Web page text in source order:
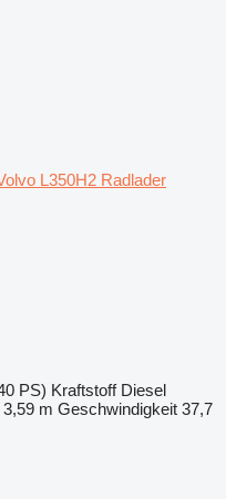
L350H2 Radlader
PS) Kraftstoff Diesel
3,59 m Geschwindigkeit 37,7